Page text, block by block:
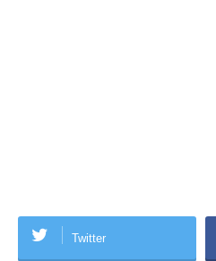
Twitter